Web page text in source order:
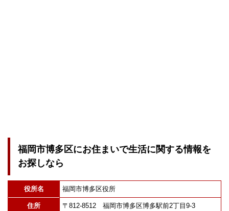
福岡市博多区にお住まいで生活に関する情報を
お探しなら
役所名 福岡市博多区役所
住所 〒812-8512 福岡市博多区博多駅前2丁目9-3